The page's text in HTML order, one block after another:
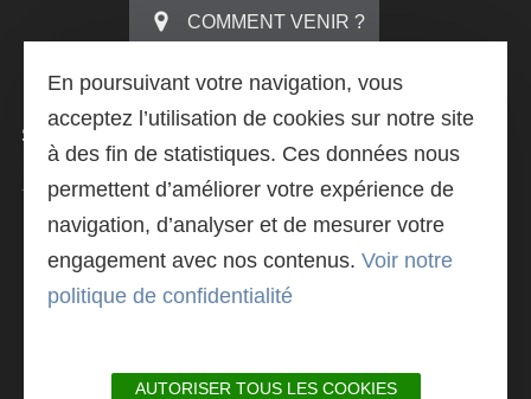
COMMENT VENIR ?
SUIVEZ -NOUS
LIVRET DE PRÉSENTATION
En poursuivant votre navigation, vous
acceptez l’utilisation de cookies sur notre site
à des fin de statistiques. Ces données nous
permettent d’améliorer votre expérience de
navigation, d’analyser et de mesurer votre
engagement avec nos contenus. Voir notre
politique de confidentialité
AUTORISER TOUS LES COOKIES